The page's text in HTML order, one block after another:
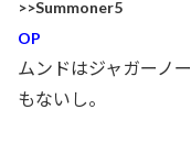
>>Summoner5
OP
ムンドはジャガーノ
もないし。